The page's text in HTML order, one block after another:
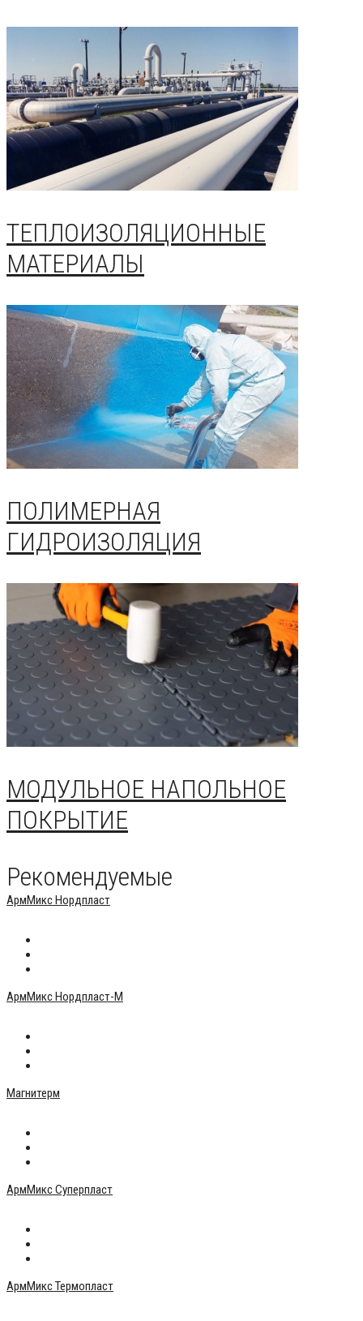
ТЕПЛОИЗОЛЯЦИОННЫЕ
МАТЕРИАЛЫ
ПОЛИМЕРНАЯ
ГИДРОИЗОЛЯЦИЯ
МОДУЛЬНОЕ НАПОЛЬНОЕ
ПОКРЫТИЕ
Рекомендуемые
АрмМикс Нордпласт
АрмМикс Нордпласт-М
Магнитерм
АрмМикс Суперпласт
АрмМикс Термопласт